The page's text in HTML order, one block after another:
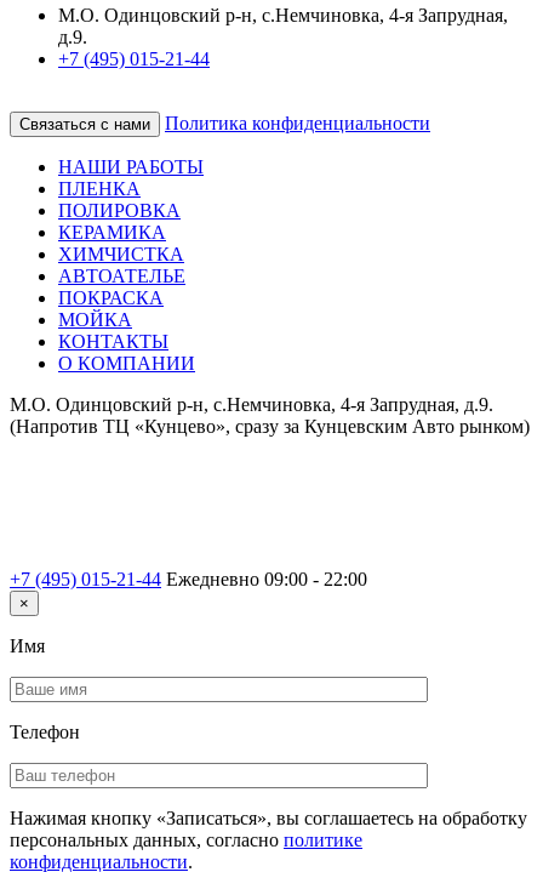
М.О. Одинцовский р-н, с.Немчиновка, 4-я Запрудная,
д.9.
+7 (495) 015-21-44
Связаться с нами Политика конфиденциальности
НАШИ РАБОТЫ
ПЛЕНКА
ПОЛИРОВКА
КЕРАМИКА
ХИМЧИСТКА
АВТОАТЕЛЬЕ
ПОКРАСКА
МОЙКА
КОНТАКТЫ
О КОМПАНИИ
М.О. Одинцовский р-н, с.Немчиновка, 4-я Запрудная, д.9.
(Напротив ТЦ «Кунцево», сразу за Кунцевским Авто рынком)
+7 (495) 015-21-44 Ежедневно 09:00 - 22:00
×
Имя
Телефон
Нажимая кнопку «Записаться», вы соглашаетесь на обработку
персональных данных, согласно политике
конфиденциальности.